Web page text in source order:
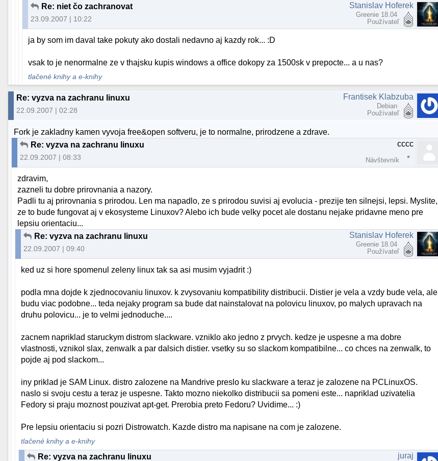
Re: niet čo zachranovat
23.09.2007 | 10:22
Stanislav Hoferek
Greenie 18.04
Používateľ
ja by som im daval take pokuty ako dostali nedavno aj kazdy rok... :D
vsak to je nenormalne ze v thajsku kupis windows a office dokopy za 1500sk v prepocte... a u nas?
tlačené knihy a e-knihy
Re: vyzva na zachranu linuxu
22.09.2007 | 02:28
Frantisek Klabzuba
Debian
Používateľ
Fork je zakladny kamen vyvoja free&open softveru, je to normalne, prirodzene a zdrave.
Re: vyzva na zachranu linuxu
22.09.2007 | 08:33
cccc
Návštevník
zdravim,
zazneli tu dobre prirovnania a nazory.
Padli tu aj prirovnania s prirodou. Len ma napadlo, ze s prirodou suvisi aj evolucia - prezije ten silnejsi, lepsi. Myslite,
ze to bude fungovat aj v ekosysteme Linuxov? Alebo ich bude velky pocet ale dostanu nejake pridavne meno pre
lepsiu orientaciu...
Re: vyzva na zachranu linuxu
22.09.2007 | 09:40
Stanislav Hoferek
Greenie 18.04
Používateľ
ked uz si hore spomenul zeleny linux tak sa asi musim vyjadrit :)
podla mna dojde k zjednocovaniu linuxov. k zvysovaniu kompatibility distribucii. Distier je vela a vzdy bude vela, ale
budu viac podobne... teda nejaky program sa bude dat nainstalovat na polovicu linuxov, po malych upravach na
druhu polovicu... je to velmi jednoduche....
zacnem napriklad staruckym distrom slackware. vzniklo ako jedno z prvych. kedze je uspesne a ma dobre
vlastnosti, vznikol slax, zenwalk a par dalsich distier. vsetky su so slackom kompatibilne... co chces na zenwalk, to
pojde aj pod slackom...
iny priklad je SAM Linux. distro zalozene na Mandrive preslo ku slackware a teraz je zalozene na PCLinuxOS.
naslo si svoju cestu a teraz je uspesne. Takto mozno niekolko distribucii sa pomeni este... napriklad uzivatelia
Fedory si praju moznost pouzivat apt-get. Prerobia preto Fedoru? Uvidime... :)
Pre lepsiu orientaciu si pozri Distrowatch. Kazde distro ma napisane na com je zalozene.
tlačené knihy a e-knihy
Re: vyzva na zachranu linuxu juraj